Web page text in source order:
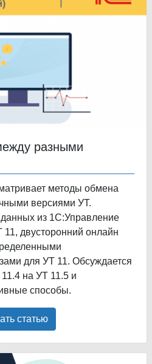
разными
методы обмена
версиями УТ.
из 1С:Управление
двусторонний онлайн
для УТ 11. Обсуждается
на УТ 11.5 и
способы.
статью